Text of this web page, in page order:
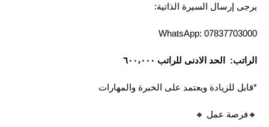
يرجى إرسال السيرة الذاتية:
WhatsApp: 07837703000
الراتب: الحد الادنى للراتب ٦٠٠،٠٠٠
*قابل للزيادة ويعتمد على الخبرة والمهارات
🔸️فرصة عمل 🔸️